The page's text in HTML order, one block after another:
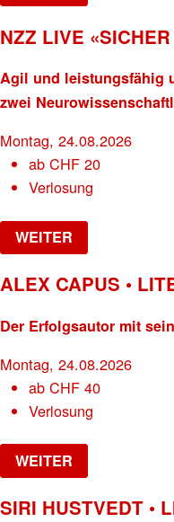
NZZ LIVE
Agil und leistungsfähig
zwei
Montag, 24.08.2026
abCHF 20
Verlosung
WEITER
ALEX CAPUS •
Der Erfolgsautor mit
Montag, 24.08.2026
abCHF 40
Verlosung
WEITER
SIRI HUSTVEDT •